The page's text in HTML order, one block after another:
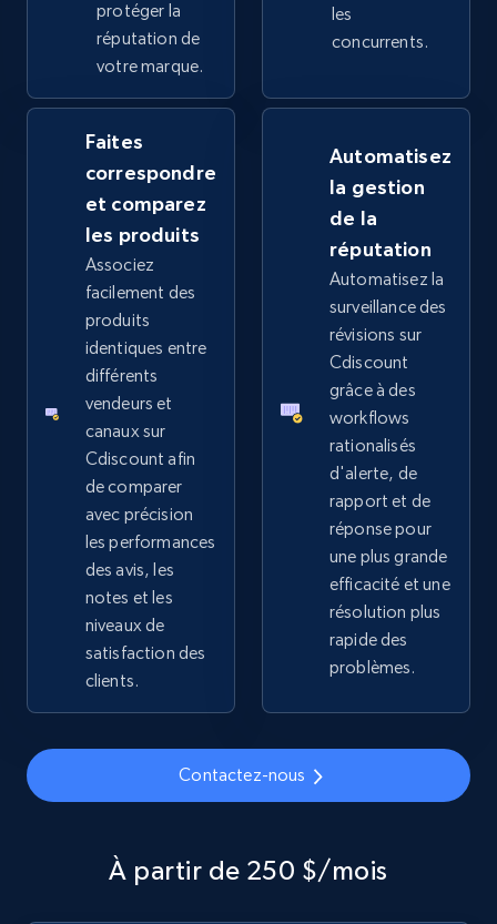
more.
2.4K+ 202+
Google Shopping - collects products from
web using keywords
URL, Product id, Title, Product description,
Rating, Reviews count, Images, Variations, and
more.
2.4K+ 202+
Home Depot US
URL, Domain, Country code, Model number,
Sku, Product id, Product name, Manufacturer,
and more.
2.1K+ Commencer
Home Depot US - Gather data on products
URL, Domain, Country code, Model number,
2.1K+ 355+ Commencer
protéger la
réputation de
votre marque.
les
concurrents.
Faites
correspondre
et comparez
les produits
Associez
facilement des
produits
identiques entre
différents
vendeurs et
canaux sur
Cdiscount afin
de comparer
avec précision
les performances
des avis, les
notes et les
niveaux de
satisfaction des
clients.
Automatisez
la gestion
de la
réputation
Automatisez la
surveillance des
révisions sur
Cdiscount
grâce à des
workflows
rationalisés
d'alerte, de
rapport et de
réponse pour
une plus grande
efficacité et une
résolution plus
rapide des
problèmes.
Contactez-nous
À partir de 250 $/mois